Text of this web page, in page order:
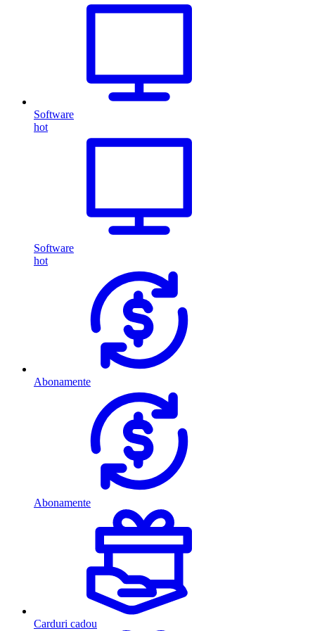
Software
hot
Software
hot
Abonamente
Abonamente
Carduri cadou